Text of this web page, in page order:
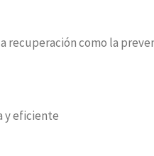
como la
y eficiente